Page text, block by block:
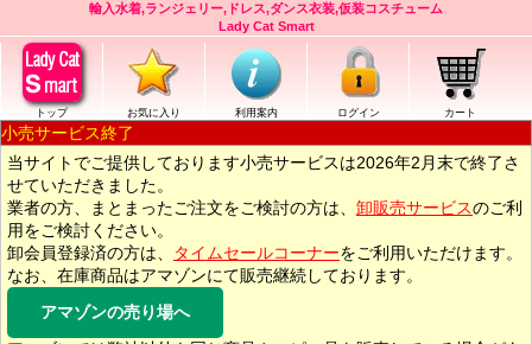
輸入水着,ランジェリー,ドレス,ダンス衣装,仮装コスチューム
Lady Cat Smart
トップ お気に入り 利用案内 ログイン カート
小売サービス終了
当サイトでご提供しております小売サービスは2026年2月末で終了さ
せていただきました。
業者の方、まとまったご注文をご検討の方は、 卸販売サービスのご利
用をご検討ください。
卸会員登録済の方は、
タイムセールコーナーをご利用いただけます。
なお、在庫商品はアマゾンにて販売継続しております。
アマゾンの売り場へ